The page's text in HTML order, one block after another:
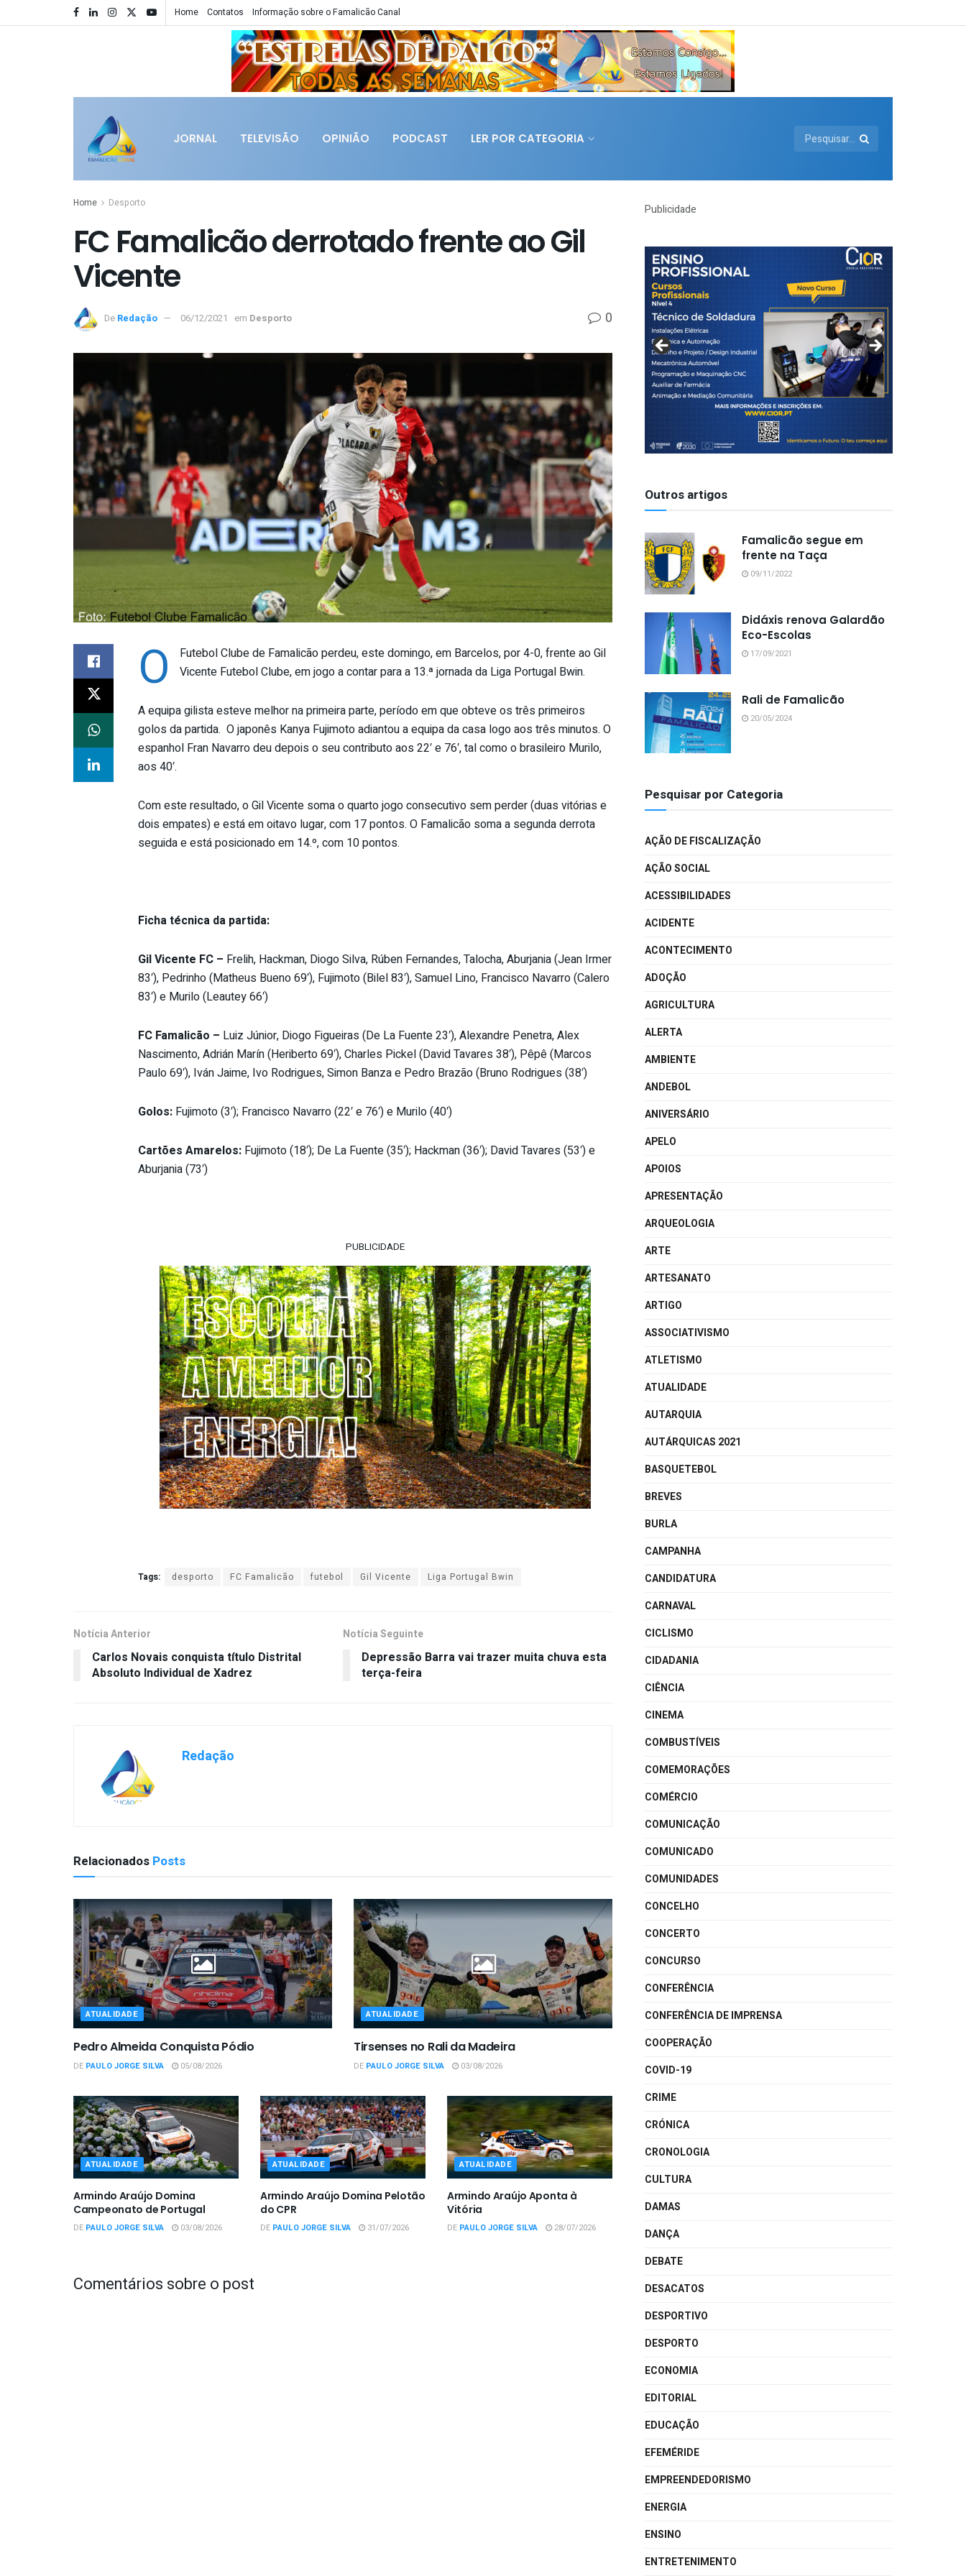
Home Contatos Informação sobre o Famalicão Canal
JORNAL TELEVISÃO OPINIÃO PODCAST LER POR CATEGORIA
Home Desporto
FC Famalicão derrotado frente ao Gil
Vicente
De Redação 06/12/2021 em Desporto 0
O
Futebol Clube de Famalicão perdeu, este domingo, em Barcelos, por 4-0, frente ao Gil
Vicente Futebol Clube, em jogo a contar para a 13.ª jornada da Liga Portugal Bwin.
A equipa gilista esteve melhor na primeira parte, período em que obteve os três primeiros
golos da partida. O japonês Kanya Fujimoto adiantou a equipa da casa logo aos três minutos. O
espanhol Fran Navarro deu depois o seu contributo aos 22′ e 76′, tal como o brasileiro Murilo,
aos 40′.
Com este resultado, o Gil Vicente soma o quarto jogo consecutivo sem perder (duas vitórias e
dois empates) e está em oitavo lugar, com 17 pontos. O Famalicão soma a segunda derrota
seguida e está posicionado em 14.º, com 10 pontos.
Ficha técnica da partida:
Gil Vicente FC – Frelih, Hackman, Diogo Silva, Rúben Fernandes, Talocha, Aburjania (Jean Irmer
83′), Pedrinho (Matheus Bueno 69′), Fujimoto (Bilel 83′), Samuel Lino, Francisco Navarro (Calero
83′) e Murilo (Leautey 66′)
FC Famalicão – Luiz Júnior, Diogo Figueiras (De La Fuente 23′), Alexandre Penetra, Alex
Nascimento, Adrián Marín (Heriberto 69′), Charles Pickel (David Tavares 38′), Pêpê (Marcos
Paulo 69′), Iván Jaime, Ivo Rodrigues, Simon Banza e Pedro Brazão (Bruno Rodrigues (38′)
Golos: Fujimoto (3′); Francisco Navarro (22′ e 76′) e Murilo (40′)
Cartões Amarelos: Fujimoto (18′); De La Fuente (35′); Hackman (36′); David Tavares (53′) e
Aburjania (73′)
PUBLICIDADE
Tags: desporto FC Famalicão futebol Gil Vicente Liga Portugal Bwin
Notícia Anterior
Carlos Novais conquista título Distrital
Absoluto Individual de Xadrez
Notícia Seguinte
Depressão Barra vai trazer muita chuva esta
terça-feira
Redação
Relacionados Posts
ATUALIDADE
Pedro Almeida Conquista Pódio
DE PAULO JORGE SILVA 05/08/2026
ATUALIDADE
Tirsenses no Rali da Madeira
DE PAULO JORGE SILVA 03/08/2026
ATUALIDADE
Armindo Araújo Domina
Campeonato de Portugal
DE PAULO JORGE SILVA 03/08/2026
ATUALIDADE
Armindo Araújo Domina Pelotão
do CPR
DE PAULO JORGE SILVA 31/07/2026
ATUALIDADE
Armindo Araújo Aponta à
Vitória
DE PAULO JORGE SILVA 28/07/2026
Comentários sobre o post
Publicidade
Outros artigos
Famalicão segue em
frente na Taça
09/11/2022
Didáxis renova Galardão
Eco-Escolas
17/09/2021
Rali de Famalicão
20/05/2024
Pesquisar por Categoria
AÇÃO DE FISCALIZAÇÃO
AÇÃO SOCIAL
ACESSIBILIDADES
ACIDENTE
ACONTECIMENTO
ADOÇÃO
AGRICULTURA
ALERTA
AMBIENTE
ANDEBOL
ANIVERSÁRIO
APELO
APOIOS
APRESENTAÇÃO
ARQUEOLOGIA
ARTE
ARTESANATO
ARTIGO
ASSOCIATIVISMO
ATLETISMO
ATUALIDADE
AUTARQUIA
AUTÁRQUICAS 2021
BASQUETEBOL
BREVES
BURLA
CAMPANHA
CANDIDATURA
CARNAVAL
CICLISMO
CIDADANIA
CIÊNCIA
CINEMA
COMBUSTÍVEIS
COMEMORAÇÕES
COMÉRCIO
COMUNICAÇÃO
COMUNICADO
COMUNIDADES
CONCELHO
CONCERTO
CONCURSO
CONFERÊNCIA
CONFERÊNCIA DE IMPRENSA
COOPERAÇÃO
COVID-19
CRIME
CRÓNICA
CRONOLOGIA
CULTURA
DAMAS
DANÇA
DEBATE
DESACATOS
DESPORTIVO
DESPORTO
ECONOMIA
EDITORIAL
EDUCAÇÃO
EFEMÉRIDE
EMPREENDEDORISMO
ENERGIA
ENSINO
ENTRETENIMENTO